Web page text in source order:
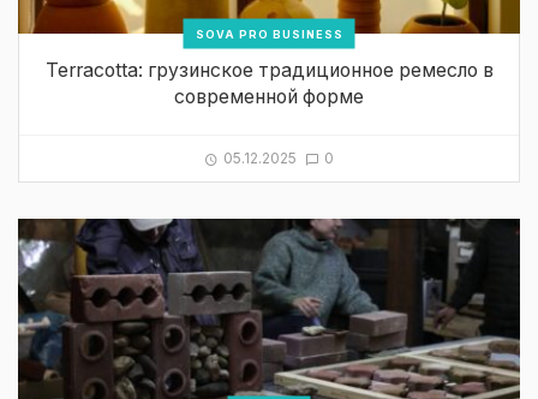
SOVA PRO BUSINESS
Terracotta: грузинское традиционное ремесло в
современной форме
05.12.2025 0